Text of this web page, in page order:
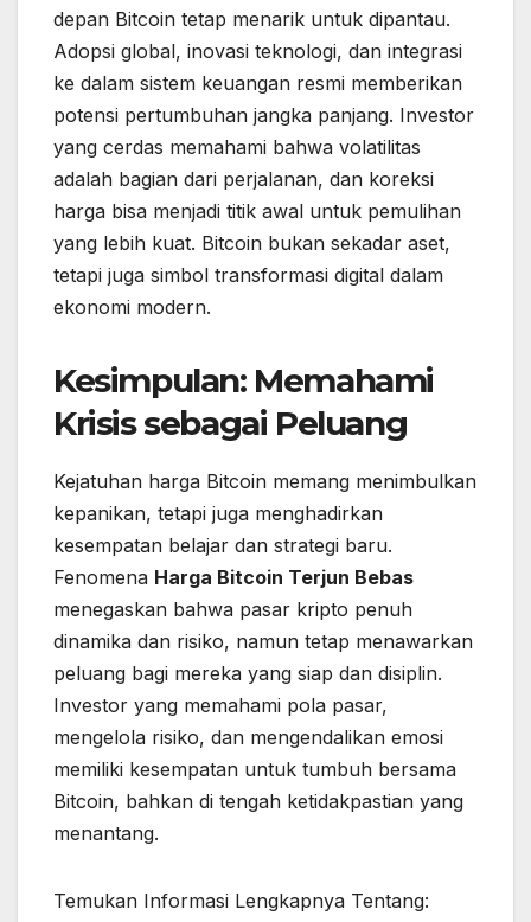
depan Bitcoin tetap menarik untuk dipantau.
Adopsi global, inovasi teknologi, dan integrasi
ke dalam sistem keuangan resmi memberikan
potensi pertumbuhan jangka panjang. Investor
yang cerdas memahami bahwa volatilitas
adalah bagian dari perjalanan, dan koreksi
harga bisa menjadi titik awal untuk pemulihan
yang lebih kuat. Bitcoin bukan sekadar aset,
tetapi juga simbol transformasi digital dalam
ekonomi modern.
Kesimpulan: Memahami
Krisis sebagai Peluang
Kejatuhan harga Bitcoin memang menimbulkan
kepanikan, tetapi juga menghadirkan
kesempatan belajar dan strategi baru.
Fenomena Harga Bitcoin Terjun Bebas
menegaskan bahwa pasar kripto penuh
dinamika dan risiko, namun tetap menawarkan
peluang bagi mereka yang siap dan disiplin.
Investor yang memahami pola pasar,
mengelola risiko, dan mengendalikan emosi
memiliki kesempatan untuk tumbuh bersama
Bitcoin, bahkan di tengah ketidakpastian yang
menantang.
Temukan Informasi Lengkapnya Tentang: